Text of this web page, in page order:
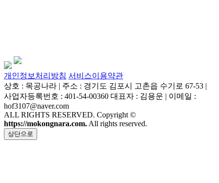
개인정보처리방침 서비스이용약관
상호 : 목공나라 | 주소 : 경기도 김포시 고촌읍 수기로 67-53 |
사업자등록번호 : 401-54-00360 대표자 : 김용운 | 이메일 :
hof3107@naver.com
ALL RIGHTS RESERVED. Copyright ©
https://mokongnara.com. All rights reserved.
상단으로